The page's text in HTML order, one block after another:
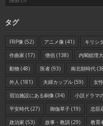
タグ
FRP像 (52) アニメ像 (41) キリシ
作曲家 (17) 僧侶 (138) 内閣総理
動物 (48) 医者 (93) 南北朝時代
外人 (181) 夫婦カップル (59) 女性
宿泊施設にある銅像 (34) 小説ドラマ
平安時代 (27) 御伽草子 (19) 忠臣
政治家 (53) 故事・教訓 (29) 教育